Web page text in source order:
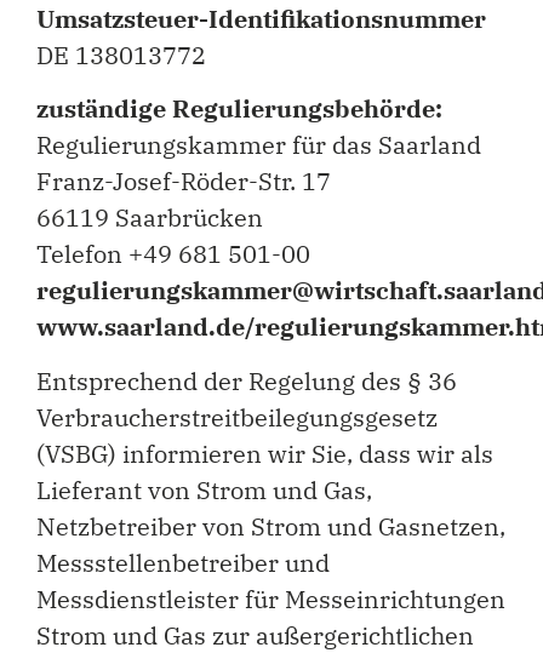
Umsatzsteuer-Identifikationsnummer
DE 138013772
zuständige Regulierungsbehörde:
Regulierungskammer für das Saarland
Franz-Josef-Röder-Str. 17
66119 Saarbrücken
Telefon +49 681 501-00
www.saarland.de/
Entsprechend der Regelung des § 36
Verbraucherstreitbeilegungsgesetz
(VSBG) informieren wir Sie, dass wir als
Lieferant von Strom und Gas,
Netzbetreiber von Strom und Gasnetzen,
Messstellenbetreiber und
Messdienstleister für Messeinrichtungen
Strom und Gas zur außergerichtlichen